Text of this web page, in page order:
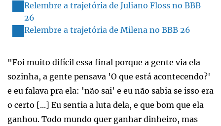
Relembre a trajetória de Juliano Floss no BBB
26
Relembre a trajetória de Milena no BBB 26
"Foi muito difícil essa final porque a gente via ela
sozinha, a gente pensava 'O que está acontecendo?'
e eu falava pra ela: 'não sai' e eu não sabia se isso era
o certo [...] Eu sentia a luta dela, e que bom que ela
ganhou. Todo mundo quer ganhar dinheiro, mas